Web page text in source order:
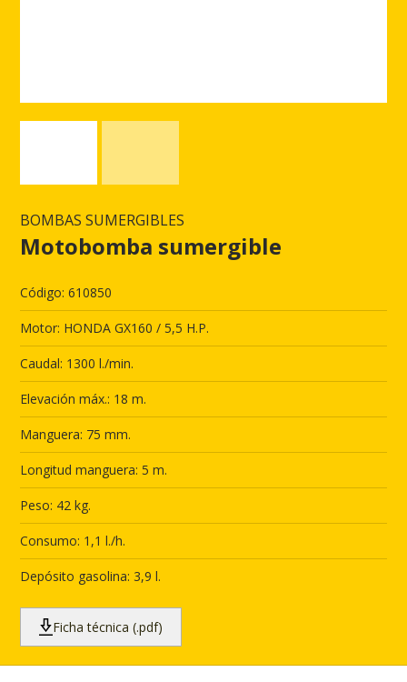
BOMBAS SUMERGIBLES
Motobomba sumergible
Código: 610850
Motor: HONDA GX160 / 5,5 H.P.
Caudal: 1300 l./min.
Elevación máx.: 18 m.
Manguera: 75 mm.
Longitud manguera: 5 m.
Peso: 42 kg.
Consumo: 1,1 l./h.
Depósito gasolina: 3,9 l.
Ficha técnica (.pdf)